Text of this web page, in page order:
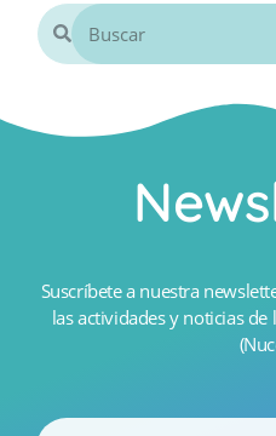
Suscríbete a nuestra
las actividades y noticias